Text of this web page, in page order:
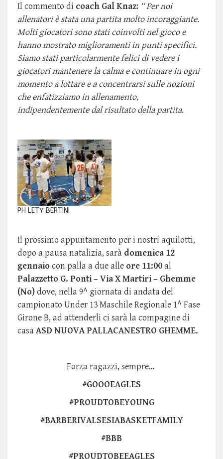
Il commento di coach Gal Knaz: “ Per noi
allenatori è stata una partita molto incoraggiante.
Molti giocatori sono stati coinvolti nel gioco e
hanno mostrato miglioramenti in punti specifici.
Siamo stati particolarmente felici di vedere i
giocatori mantenere la calma e continuare in ogni
momento a lottare e a concentrarsi sulle nozioni
che enfatizziamo in allenamento,
indipendentemente dal risultato della partita.
PH LETY BERTINI
Il prossimo appuntamento per i nostri aquilotti,
dopo a pausa natalizia, sarà domenica 12
gennaiocon palla a due alle ore 11:00al
Palazzetto G. Ponti – Via X Martiri – Ghemme
(No)dove, nella 9^ giornata di andata del
campionato Under 13 Maschile Regionale 1^ Fase
Girone B, ad attenderli ci sarà la compagine di
casaASD NUOVA PALLACANESTRO GHEMME.
Forza ragazzi, sempre…
#GOOOEAGLES
#PROUDTOBEYOUNG
#BARBERIVALSESIABASKETFAMILY
#BBB
#PROUDTOBEEAGLES